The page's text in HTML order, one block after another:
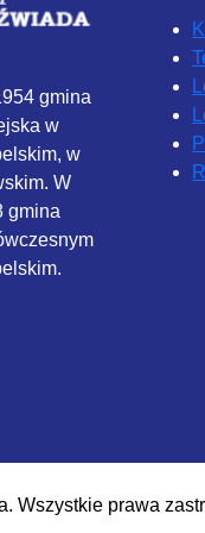
gmina
w
w
W
gmina
Wszystkie prawa